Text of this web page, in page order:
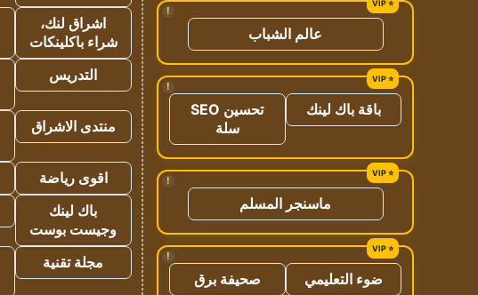
!
عالم الشباب
!
باقة باك لينك
تحسين SEO
سلة
!
ماسنجر المسلم
!
ضوء التعليمي
صحيفة برق
اشراق لنك،
شراء باكلينكات
التدريس
منتدى الاشراق
اقوى رياضة
باك لينك
وجيست بوست
مجلة تقنية